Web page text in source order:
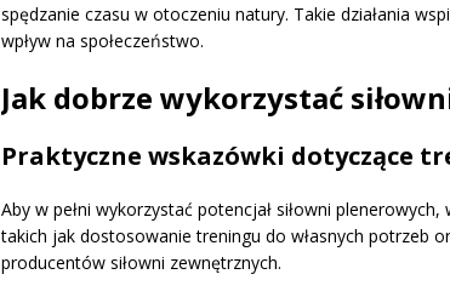
spędzanie czasu w otoczeniu natury. Takie działania
wpływ na społeczeństwo.
Jak dobrze wykorzystać
Praktyczne wskazówki dotyczące
Aby w pełni wykorzystać potencjał siłowni
takich jak dostosowanie treningu do własnych potrzeb
producentów siłowni zewnętrznych.